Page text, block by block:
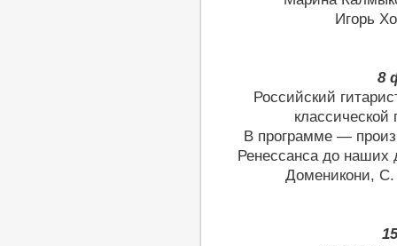
Игорь
8
Российский
В программе —
Ренессанса до
Доменикони,